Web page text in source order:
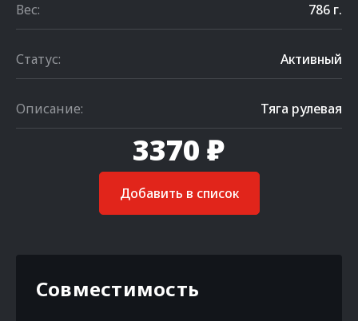
Вес:
786 г.
Статус: Активный
Описание: Тяга рулевая
3370 ₽
Добавить в список
Совместимость